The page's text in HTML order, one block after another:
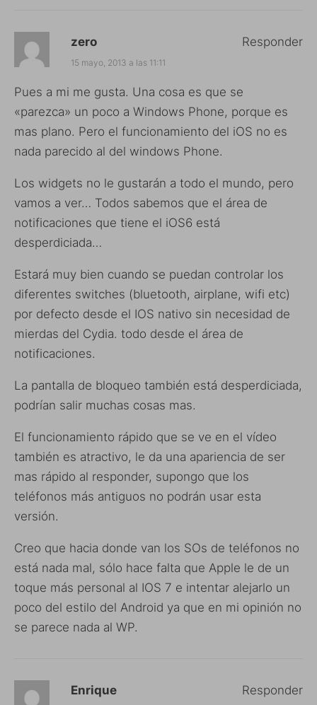
zero
15 mayo, 2013 a las 11:11
Pues a mi me gusta. Una cosa es que se
«parezca» un poco a Windows Phone, porque es
mas plano. Pero el funcionamiento del iOS no es
nada parecido al del windows Phone.
Los widgets no le gustarán a todo el mundo, pero
vamos a ver… Todos sabemos que el área de
notificaciones que tiene el iOS6 está
desperdiciada…
Estará muy bien cuando se puedan controlar los
diferentes switches (bluetooth, airplane, wifi etc)
por defecto desde el IOS nativo sin necesidad de
mierdas del Cydia. todo desde el área de
notificaciones.
La pantalla de bloqueo también está desperdiciada,
podrían salir muchas cosas mas.
El funcionamiento rápido que se ve en el vídeo
también es atractivo, le da una apariencia de ser
mas rápido al responder, supongo que los
teléfonos más antiguos no podrán usar esta
versión.
Creo que hacia donde van los SOs de teléfonos no
está nada mal, sólo hace falta que Apple le de un
toque más personal al IOS 7 e intentar alejarlo un
poco del estilo del Android ya que en mi opinión no
se parece nada al WP.
Responder
Enrique Responder